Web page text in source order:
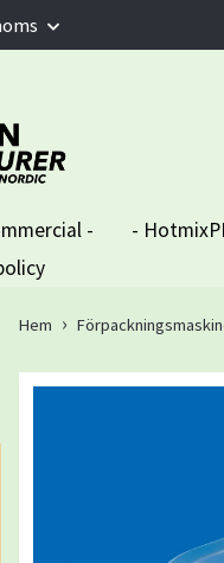
- -
Hem